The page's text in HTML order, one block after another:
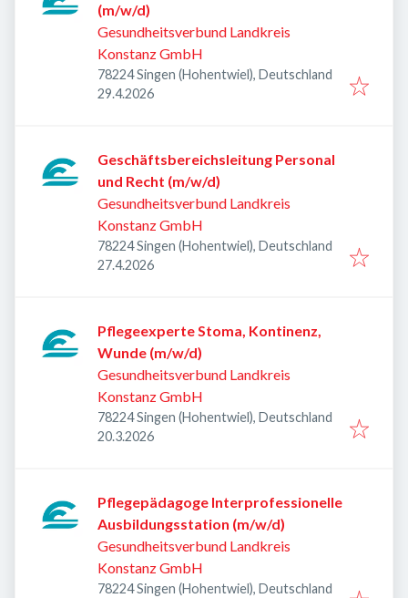
(m/w/d)
Gesundheitsverbund Landkreis
Konstanz GmbH
78224 Singen (Hohentwiel), Deutschland
Veröffentlicht
29.4.2026
Geschäftsbereichsleitung Personal
und Recht (m/w/d)
Gesundheitsverbund Landkreis
Konstanz GmbH
78224 Singen (Hohentwiel), Deutschland
Veröffentlicht
27.4.2026
Pflegeexperte Stoma, Kontinenz,
Wunde (m/w/d)
Gesundheitsverbund Landkreis
Konstanz GmbH
78224 Singen (Hohentwiel), Deutschland
Veröffentlicht
20.3.2026
Pflegepädagoge Interprofessionelle
Ausbildungsstation (m/w/d)
Gesundheitsverbund Landkreis
Konstanz GmbH
78224 Singen (Hohentwiel), Deutschland